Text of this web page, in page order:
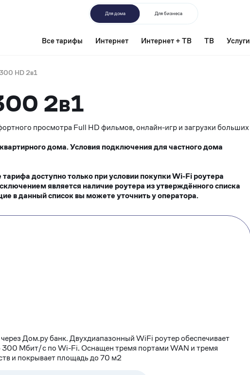
Для дома Для бизнеса
Все тарифы Интернет Интернет + ТВ ТВ Услуги
HD 2в1
2в1
просмотра Full HD фильмов, онлайн-игр и загрузки больших
дома. Условия подключения для частного дома
доступно только при условии покупки Wi-Fi роутера
является наличие роутера из утверждённого списка
в данный список вы можете уточнить у оператора.
Дом.ру банк. Двухдиапазонный WiFi роутер обеспечивает
Мбит/с по Wi-Fi. Оснащен тремя портами WAN и тремя
и покрывает площадь до 70 м2